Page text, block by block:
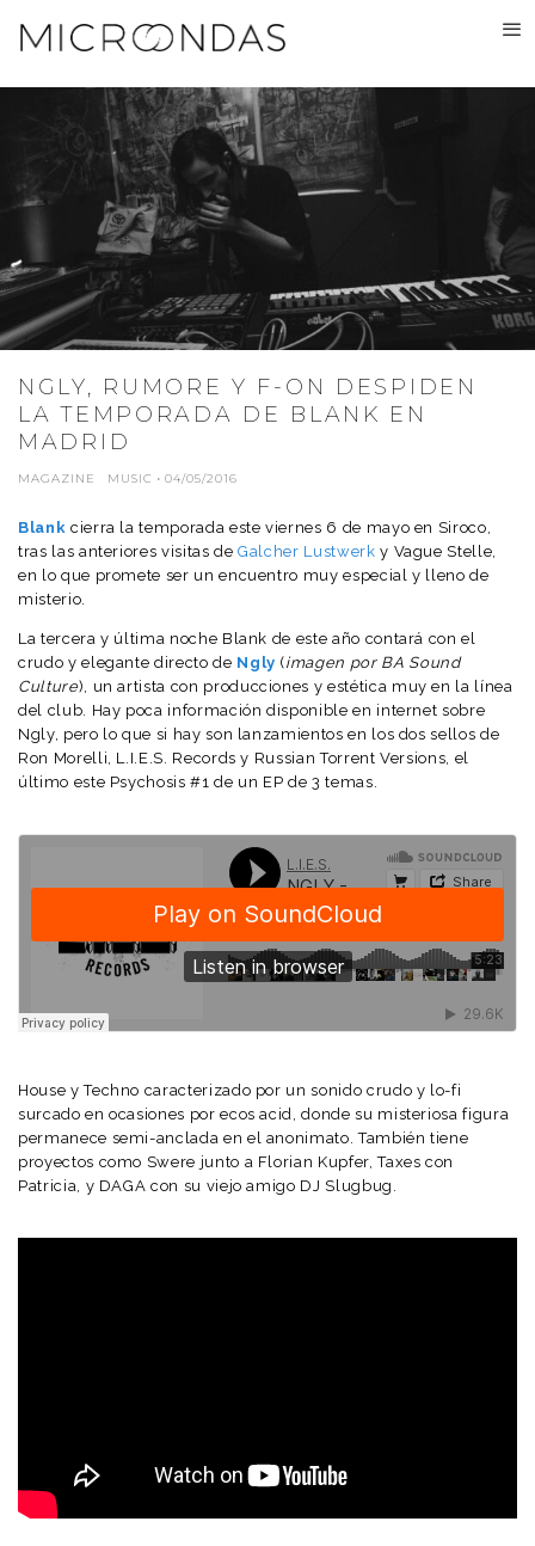
NGLY, RUMORE Y F-ON DESPIDEN
LA TEMPORADA DE BLANK EN
MADRID
MAGAZINE MUSIC · 04/05/2016
Blank cierra la temporada este viernes 6 de mayo en Siroco,
tras las anteriores visitas deGalcher Lustwerk y Vague Stelle,
en lo que promete ser un encuentro muy especial y lleno de
misterio.
La tercera y última noche Blank de este año contará con el
crudo y elegante directo de Ngly (imagen por BA Sound
Culture), un artista con producciones y estética muy en la línea
del club. Hay poca información disponible en internet sobre
Ngly, pero lo que si hay son lanzamientos en los dos sellos de
Ron Morelli, L.I.E.S. Records y Russian Torrent Versions, el
último este Psychosis #1 de un EP de 3 temas.
House y Techno caracterizado por un sonido crudo y lo-fi
surcado en ocasiones por ecos acid, donde su misteriosa figura
permanece semi-anclada en el anonimato. También tiene
proyectos como Swere junto a Florian Kupfer, Taxes con
Patricia, y DAGA con su viejo amigo DJ Slugbug.